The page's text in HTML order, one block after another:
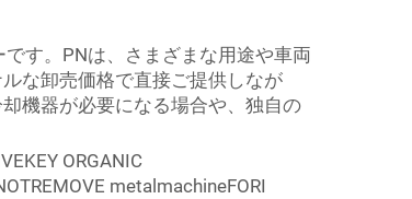
す。PNは、さまざまな用途や車両
な卸売価格で直接ご提供しなが
機器が必要になる場合や、独自の
ORGANIC
metalmachineFORI